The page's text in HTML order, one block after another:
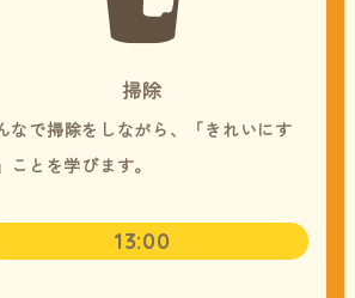
掃除
なで掃除をしながら、「きれいにす
ことを学びます。
13:00